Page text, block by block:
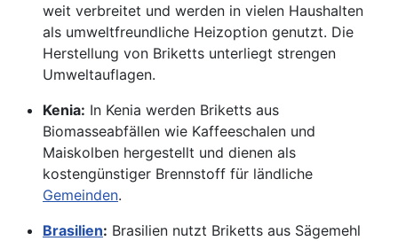
weit verbreitet und werden in vielen Haushalten
als umweltfreundliche Heizoption genutzt. Die
Herstellung von Briketts unterliegt strengen
Umweltauflagen.
Kenia: In Kenia werden Briketts aus
Biomasseabfällen wie Kaffeeschalen und
Maiskolben hergestellt und dienen als
kostengünstiger Brennstoff für ländliche
Gemeinden.
Brasilien: Brasilien nutzt Briketts aus Sägemehl